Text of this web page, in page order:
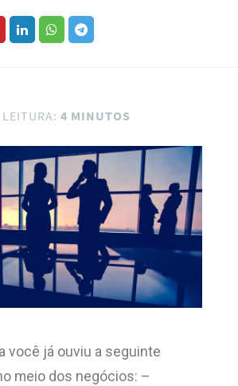
4 MINUTOS
você já ouviu a seguinte
meio dos negócios: –